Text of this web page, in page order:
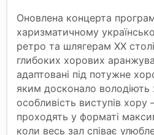
Оновлена концерта
харизматичному
ретро та шлягерам ХХ
глибоких хорових
адаптовані під потужне
яким досконало володіють
особливість виступів
проходять у форматі
коли весь зал співає